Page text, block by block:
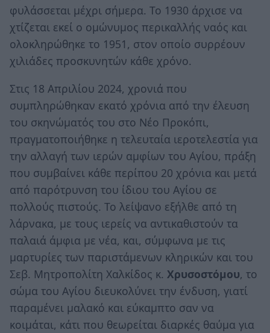
φυλάσσεται μέχρι σήμερα. Το 1930 άρχισε να
χτίζεται εκεί ο ομώνυμος περικαλλής ναός και
ολοκληρώθηκε το 1951, στον οποίο συρρέουν
χιλιάδες προσκυνητών κάθε χρόνο.
Στις 18 Απριλίου 2024, χρονιά που
συμπληρώθηκαν εκατό χρόνια από την έλευση
του σκηνώματός του στο Νέο Προκόπι,
πραγματοποιήθηκε η τελευταία ιεροτελεστία για
την αλλαγή των ιερών αμφίων του Αγίου, πράξη
που συμβαίνει κάθε περίπου 20 χρόνια και μετά
από παρότρυνση του ίδιου του Αγίου σε
πολλούς πιστούς. Το λείψανο εξήλθε από τη
λάρνακα, με τους ιερείς να αντικαθιστούν τα
παλαιά άμφια με νέα, και, σύμφωνα με τις
μαρτυρίες των παριστάμενων κληρικών και του
Σεβ. Μητροπολίτη Χαλκίδος κ. Χρυσοστόμου, το
σώμα του Αγίου διευκολύνει την ένδυση, γιατί
παραμένει μαλακό και εύκαμπτο σαν να
κοιμάται, κάτι που θεωρείται διαρκές θαύμα για